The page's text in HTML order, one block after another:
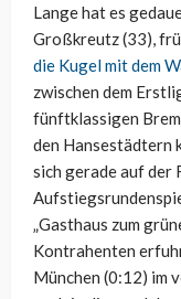
Lange hat es
Großkreutz (33),
die Kugel mit dem
zwischen dem
fünftklassigen
den Hansestädtern
sich gerade auf der
„Gasthaus zum
Kontrahenten
München (0:12) im